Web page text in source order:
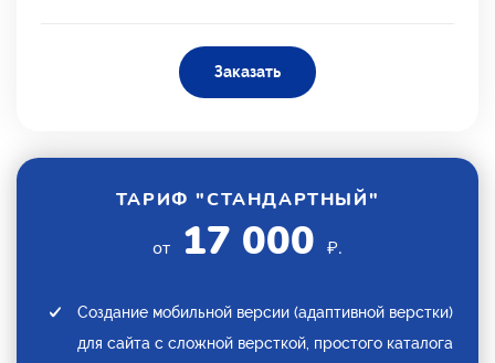
Заказать
ТАРИФ "СТАНДАРТНЫЙ"
от 17 000 ₽.
Создание мобильной версии (адаптивной верстки)
для сайта с сложной версткой, простого каталога